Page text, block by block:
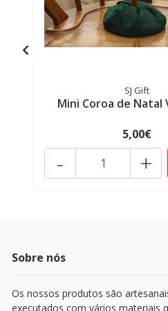
SJ Gift
Mini Coroa de Natal
5,00€
+
-
Sobre nós
Os nossos produtos são
executados com vários materiais